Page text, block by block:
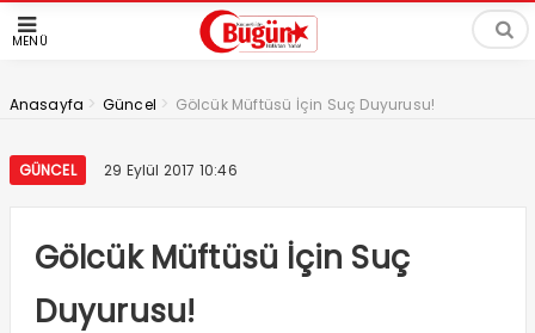
MENÜ
Anasayfa > Güncel > Gölcük Müftüsü İçin Suç Duyurusu!
GÜNCEL 29 Eylül 2017 10:46
Gölcük Müftüsü İçin Suç
Duyurusu!